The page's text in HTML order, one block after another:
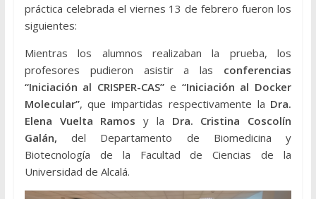
práctica celebrada el viernes 13 de febrero fueron los
siguientes:
Mientras los alumnos realizaban la prueba, los
profesores pudieron asistir a las conferencias
“Iniciación al CRISPER-CAS” e “Iniciación al Docker
Molecular”, que impartidas respectivamente la Dra.
Elena Vuelta Ramosy la Dra. Cristina Coscolín
Galán,del Departamento de Biomedicina y
Biotecnología de la Facultad de Ciencias de la
Universidad de Alcalá.